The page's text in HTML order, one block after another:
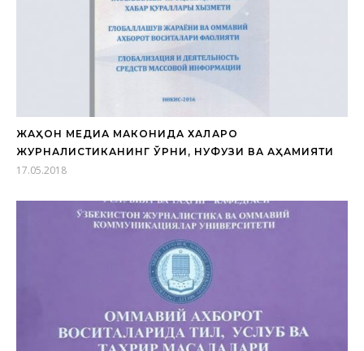
ЖАҲОН МЕДИА МАКОНИДА ХАЛҚАРО
ЖУРНАЛИСТИКАНИНГ ЎРНИ, НУФУЗИ ВА АҲАМИЯТИ
17.05.2018